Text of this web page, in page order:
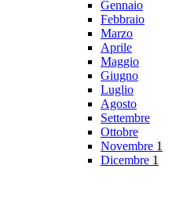
Gennaio
Febbraio
Marzo
Aprile
Maggio
Giugno
Luglio
Agosto
Settembre
Ottobre
Novembre 1
Dicembre 1